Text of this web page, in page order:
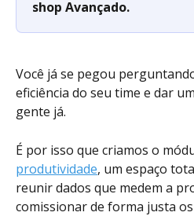
shop Avançado.
Você já se pegou
eficiência do seu time e dar
gente já.
É por isso que criamos o
produtividade, um espaço
reunir dados que medem a
comissionar de forma justa